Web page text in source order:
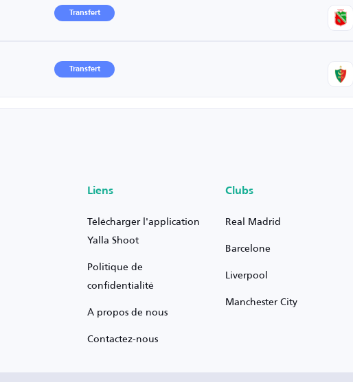
Transfert
Transfert
Liens
Télécharger l'application
Yalla Shoot
Politique de
confidentialité
À propos de nous
Contactez-nous
Clubs
Real Madrid
Barcelone
Liverpool
Manchester City